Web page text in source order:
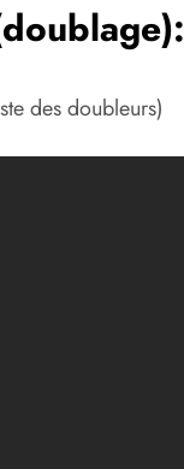
des doubleurs)